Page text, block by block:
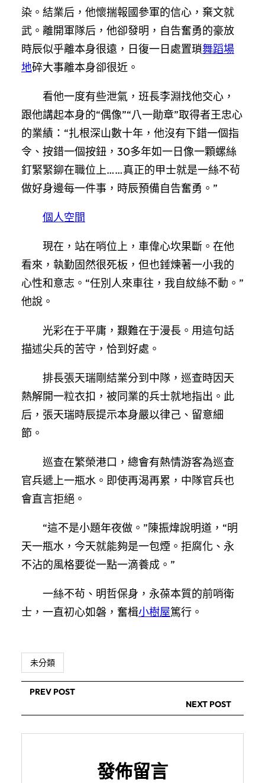
染。結業后，他懷揣報國參軍的信心，棄文就
武。離開軍隊后，他卻發明，自告奮勇的豪放
時辰似乎離本身很遠，日復一日處置瑣舞蹈場
地碎大事離本身卻很近。
看他一度有些泄氣，班長李淵找他交心，
跟他講起本身的“偶像”“八一勛章”取得者王忠心
的業績：“扎根深山數十年，他沒有下錯一個指
令、按錯一個按鈕，30多年如一日像一顆螺絲
釘緊緊鉚在職位上……真正的甲士就是一絲不茍
做好身邊每一件事，時辰預備自告奮勇。”
個人空間
現在，站在哨位上，車偉心坎果斷。在他
看來，執勤固然很死板，但也錘煉著一小我的
心性和意志。“任別人來車往，我自紋絲不動。”
他說。
光彩在于平庸，艱難在于漫長。用這句話
描述尖兵的苦守，恰到好處。
排長張天瑞剛結業分到中隊，巡查時因天
熱解開一粒衣扣，被同業的兵士就地指出。此
后，張天瑞時辰提示本身嚴以律己、留意細
節。
巡查在繁榮港口，總會有熱情游客為巡查
官兵遞上一瓶水。即使再渴再累，中隊官兵也
會直言拒絕。
“這不是小題年夜做。”陳振煒說明道，“明
天一瓶水，今天就能夠是一包煙。拒腐化、永
不沾的風格要從一點一滴養成。”
一絲不茍、明哲保身，永葆本質的前哨衛
士，一直初心如磐，奮楫小樹屋篤行。
未分類
PREV POST
NEXT POST
發佈留言